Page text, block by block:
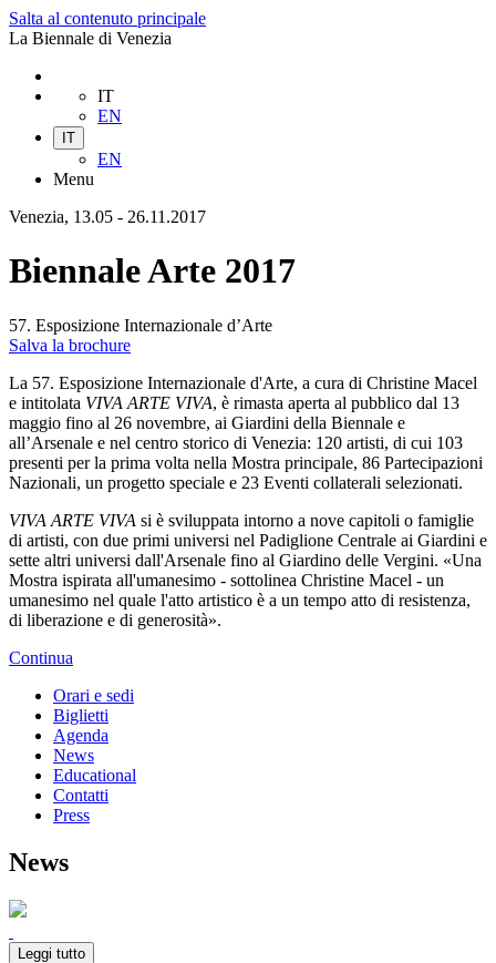
Salta al contenuto principale
La Biennale di Venezia
IT
EN
IT
EN
Menu
Venezia, 13.05 - 26.11.2017
Biennale Arte 2017
57. Esposizione Internazionale d’Arte
Salva la brochure
La 57. Esposizione Internazionale d'Arte, a cura di Christine Macel
e intitolata VIVA ARTE VIVA, è rimasta aperta al pubblico dal 13
maggio fino al 26 novembre, ai Giardini della Biennale e
all’Arsenale e nel centro storico di Venezia: 120 artisti, di cui 103
presenti per la prima volta nella Mostra principale, 86 Partecipazioni
Nazionali, un progetto speciale e 23 Eventi collaterali selezionati.
VIVA ARTE VIVA si è sviluppata intorno a nove capitoli o famiglie
di artisti, con due primi universi nel Padiglione Centrale ai Giardini e
sette altri universi dall'Arsenale fino al Giardino delle Vergini. «Una
Mostra ispirata all'umanesimo - sottolinea Christine Macel - un
umanesimo nel quale l'atto artistico è a un tempo atto di resistenza,
di liberazione e di generosità».
Continua
Orari e sedi
Biglietti
Agenda
News
Educational
Contatti
Press
News
Leggi tutto